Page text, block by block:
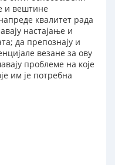
и вештине
квалитет рада
настајање и
да препознају и
везане за ову
проблеме на које
им је потребна